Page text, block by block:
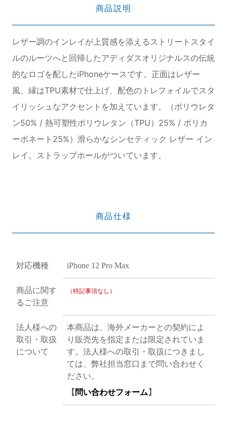
商品説明
レザー調のインレイが上質感を添えるストリートスタイ
ルのルーツへと回帰したアディダスオリジナルスの伝統
的なロゴを配したiPhoneケースです。正面はレザー
風、縁はTPU素材で仕上げ、配色のトレフォイルでスタ
イリッシュなアクセントを加えています。（ポリウレタ
ン50% / 熱可塑性ポリウレタン（TPU）25% / ポリカ
ーボネート25%）滑らかなシンセティック レザー イン
レイ。ストラップホールがついています。
商品仕様
対応機種 iPhone 12 Pro Max
商品に関す
るご注意
（特記事項なし）
法人様への
取引・取扱
について
本商品は、海外メーカーとの契約によ
り販売先を指定または限定されていま
す。法人様への取引・取扱につきまし
ては、弊社担当窓口まで問い合わせく
ださい。
【 問い合わせフォーム 】